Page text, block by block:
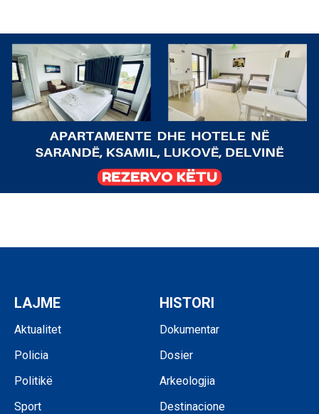
LAJME
Aktualitet
Policia
Politikë
Sport
HISTORI
Dokumentar
Dosier
Arkeologjia
Destinacione